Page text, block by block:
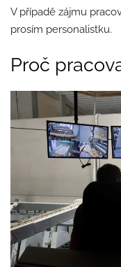
V případě zájmu
prosím personalistku.
Proč